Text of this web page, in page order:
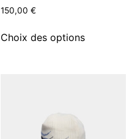
150,00 €
Choix des options